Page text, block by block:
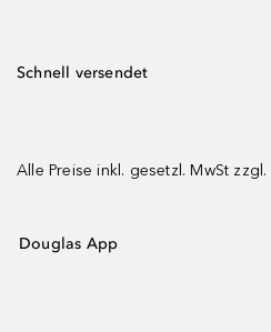
Schnell versendet
Alle Preise inkl. gesetzl. MwSt zzgl.
Douglas App